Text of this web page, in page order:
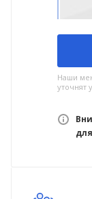
Наши
уточнят